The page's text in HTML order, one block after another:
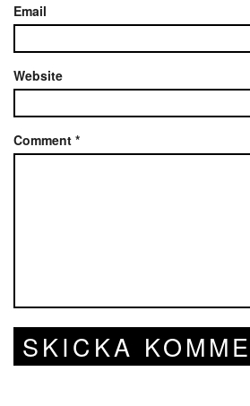
Email
Website
Comment *
SKICKA